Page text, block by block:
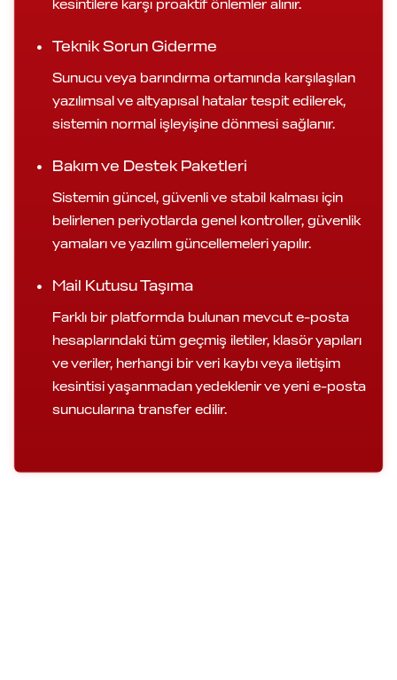
kesintilere karşı proaktif önlemler alınır.
Teknik Sorun Giderme
Sunucu veya barındırma ortamında karşılaşılan
yazılımsal ve altyapısal hatalar tespit edilerek,
sistemin normal işleyişine dönmesi sağlanır.
Bakım ve Destek Paketleri
Sistemin güncel, güvenli ve stabil kalması için
belirlenen periyotlarda genel kontroller, güvenlik
yamaları ve yazılım güncellemeleri yapılır.
Mail Kutusu Taşıma
Farklı bir platformda bulunan mevcut e-posta
hesaplarındaki tüm geçmiş iletiler, klasör yapıları
ve veriler, herhangi bir veri kaybı veya iletişim
kesintisi yaşanmadan yedeklenir ve yeni e-posta
sunucularına transfer edilir.